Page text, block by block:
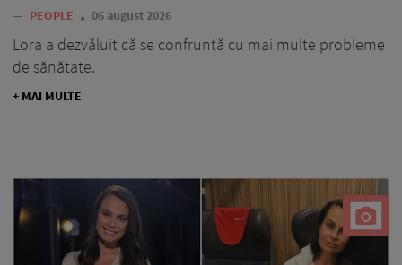
— PEOPLE 06 august 2026
Lora a dezvăluit că se confruntă cu mai multe probleme
de sănătate.
+ MAI MULTE